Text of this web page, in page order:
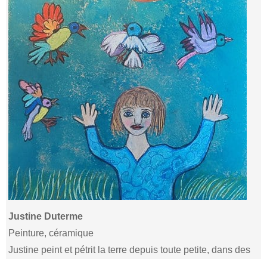
Justine Duterme
Peinture, céramique
Justine peint et pétrit la terre depuis toute petite, dans des